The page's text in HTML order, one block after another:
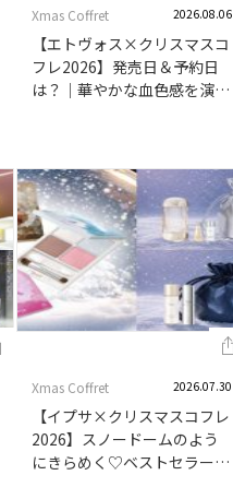
Xmas Coffret 2026.08.06
【エトヴォス×クリスマスコ
フレ2026】発売日＆予約日
は？｜華やかな血色感を演出
時発売♡ギフトにもおすすめ
Xmas Coffret 2026.07.30
【イプサ×クリスマスコフレ
2026】スノードームのよう
にきらめく♡ベストセラーア